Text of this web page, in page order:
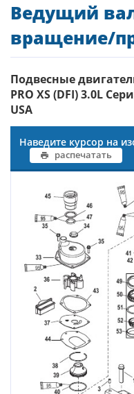
Ведущий
вращение/
Подвесные
PRO XS (DFI) 3.0L
USA
Наведите курсор на
распечатать